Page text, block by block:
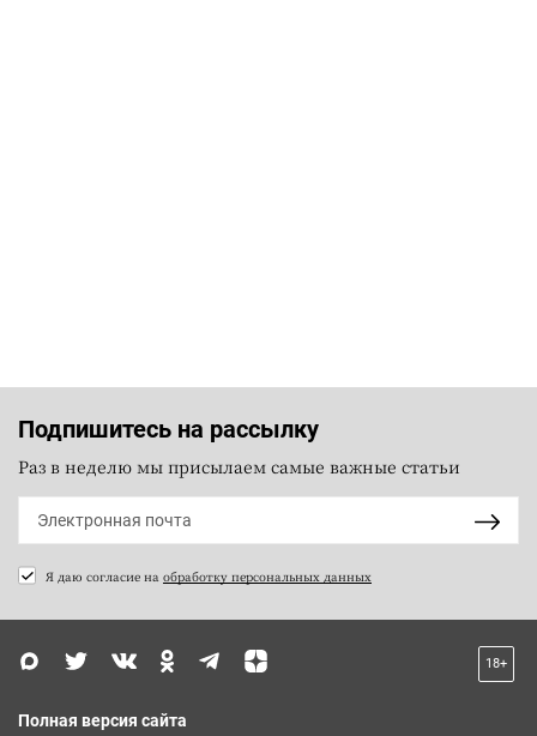
Подпишитесь на рассылку
Раз в неделю мы присылаем самые важные статьи
Я даю согласие на обработку персональных данных
18+
Полная версия сайта